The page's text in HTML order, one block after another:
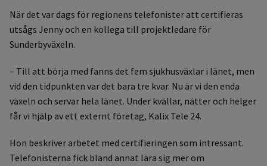
När det var dags för regionens telefonister att certifieras
utsågs Jenny och en kollega till projektledare för
Sunderbyväxeln.
– Till att börja med fanns det fem sjukhusväxlar i länet, men
vid den tidpunkten var det bara tre kvar. Nu är vi den enda
växeln och servar hela länet. Under kvällar, nätter och helger
får vi hjälp av ett externt företag, Kalix Tele 24.
Hon beskriver arbetet med certifieringen som intressant.
Telefonisterna fick bland annat lära sig mer om